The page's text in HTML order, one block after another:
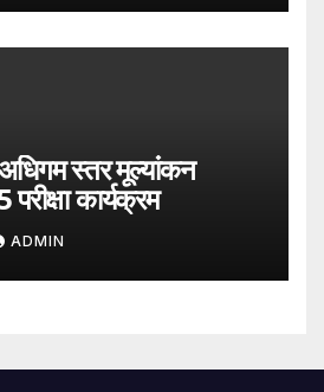
अधिगम स्तर मूल्यांकन
कार्यक्रम
ADMIN